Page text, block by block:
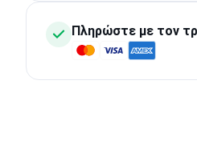
Πληρώστε με τον